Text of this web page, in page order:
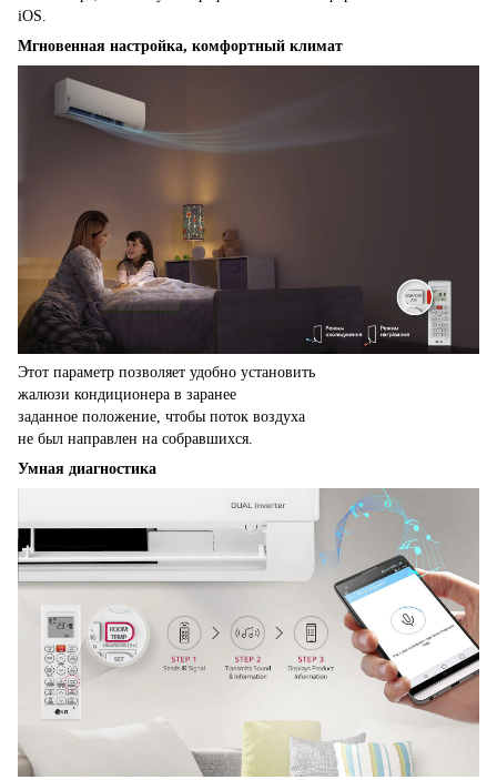
iOS.
Мгновенная настройка, комфортный климат
Этот параметр позволяет удобно установить
жалюзи кондиционера в заранее
заданное положение, чтобы поток воздуха
не был направлен на собравшихся.
Умная диагностика